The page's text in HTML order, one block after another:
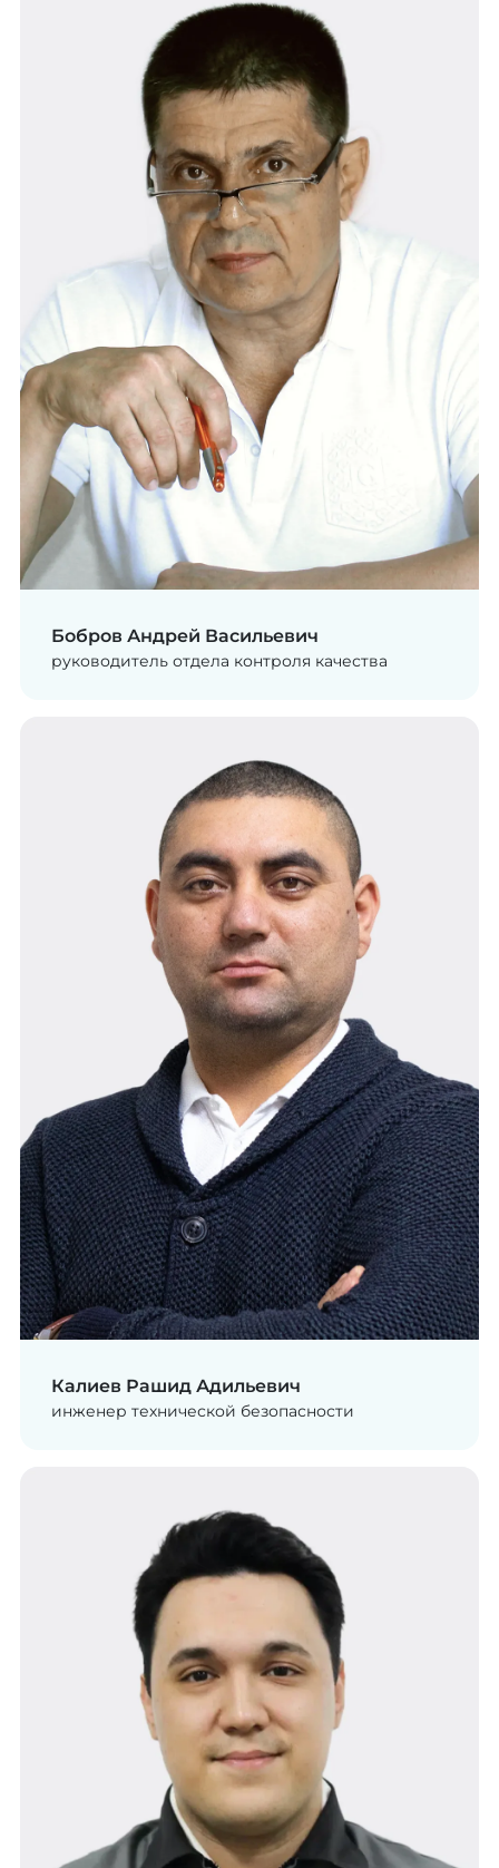
Бобров Андрей Васильевич
руководитель отдела контроля качества
Калиев Рашид Адильевич
инженер технической безопасности